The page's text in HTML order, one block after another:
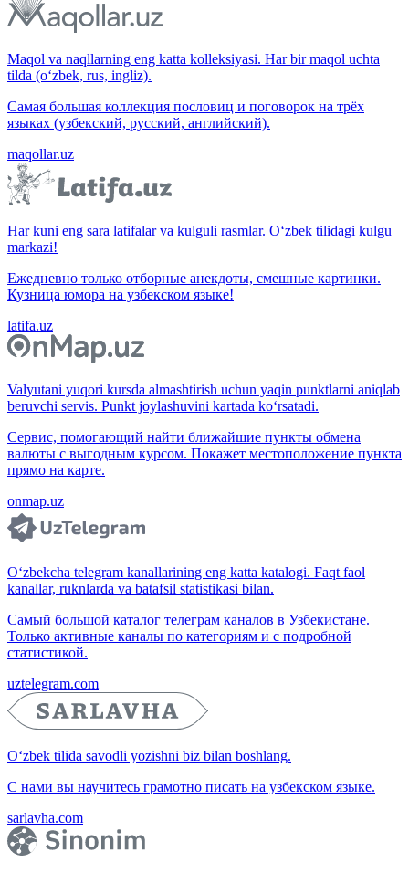
Maqol va naqllarning eng katta kolleksiyasi. Har bir maqol uchta
tilda (o‘zbek, rus, ingliz).
Самая большая коллекция пословиц и поговорок на трёх
языках (узбекский, русский, английский).
maqollar.uz
Har kuni eng sara latifalar va kulguli rasmlar. O‘zbek tilidagi kulgu
markazi!
Ежедневно только отборные анекдоты, смешные картинки.
Кузница юмора на узбекском языке!
latifa.uz
Valyutani yuqori kursda almashtirish uchun yaqin punktlarni aniqlab
beruvchi servis. Punkt joylashuvini kartada ko‘rsatadi.
Сервис, помогающий найти ближайшие пункты обмена
валюты с выгодным курсом. Покажет местоположение пункта
прямо на карте.
onmap.uz
O‘zbekcha telegram kanallarining eng katta katalogi. Faqt faol
kanallar, ruknlarda va batafsil statistikasi bilan.
Самый большой каталог телеграм каналов в Узбекистане.
Только активные каналы по категориям и с подробной
статистикой.
uztelegram.com
O‘zbek tilida savodli yozishni biz bilan boshlang.
С нами вы научитесь грамотно писать на узбекском языке.
sarlavha.com